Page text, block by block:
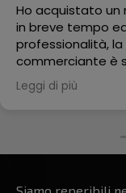
Ho acquistato un
in breve tempo
professionalità,
commerciante è
grazie
Leggi di più